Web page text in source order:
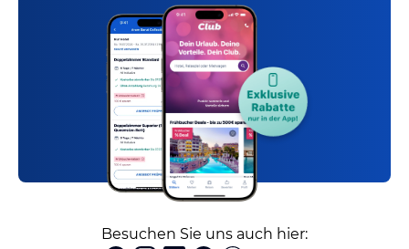
Besuchen Sie uns auch hier: